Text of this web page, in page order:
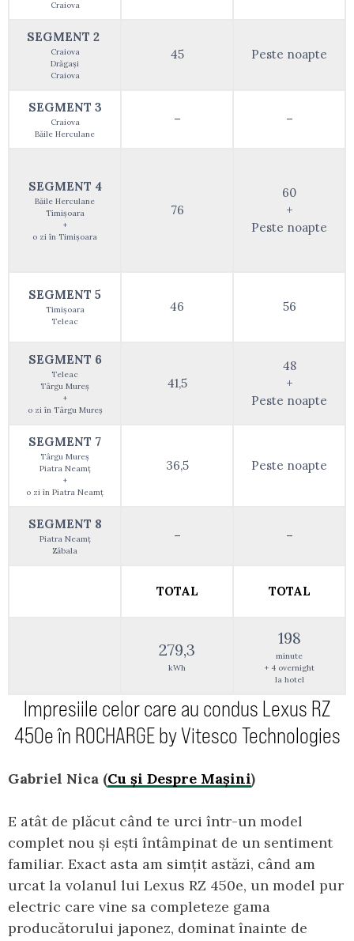
Craiova
SEGMENT 2
Craiova
Drăgași
Craiova
45 Peste noapte
SEGMENT 3
Craiova
Băile Herculane
– –
SEGMENT 4
Băile Herculane
Timișoara
+
o zi în Timișoara
76
60
+
Peste noapte
SEGMENT 5
Timișoara
Teleac
46 56
SEGMENT 6
Teleac
Târgu Mureș
+
o zi în Târgu Mureș
41,5
48
+
Peste noapte
SEGMENT 7
Târgu Mureș
Piatra Neamț
+
o zi în Piatra Neamț
36,5 Peste noapte
SEGMENT 8
Piatra Neamț
Zăbala
– –
TOTAL TOTAL
279,3
kWh
198
minute
+ 4 overnight
la hotel
Impresiile celor care au condus Lexus RZ
450e în ROCHARGE by Vitesco Technologies
Gabriel Nica (Cu și Despre Mașini)
E atât de plăcut când te urci într-un model
complet nou și ești întâmpinat de un sentiment
familiar. Exact asta am simțit astăzi, când am
urcat la volanul lui Lexus RZ 450e, un model pur
electric care vine sa completeze gama
producătorului japonez, dominat înainte de